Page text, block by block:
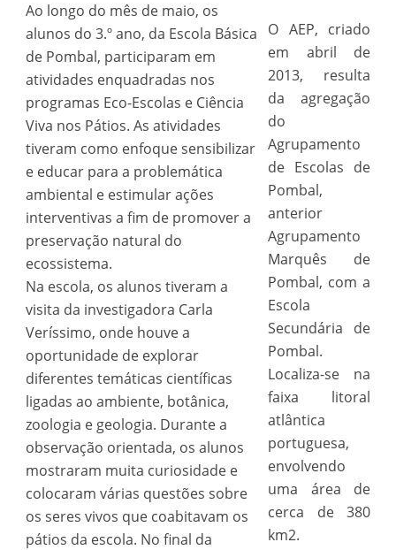
Ao longo do mês de maio, os
alunos do 3.º ano, da Escola Básica
de Pombal, participaram em
atividades enquadradas nos
programas Eco-Escolas e Ciência
Viva nos Pátios. As atividades
tiveram como enfoque sensibilizar
e educar para a problemática
ambiental e estimular ações
interventivas a fim de promover a
preservação natural do
ecossistema.
Na escola, os alunos tiveram a
visita da investigadora Carla
Veríssimo, onde houve a
oportunidade de explorar
diferentes temáticas científicas
ligadas ao ambiente, botânica,
zoologia e geologia. Durante a
observação orientada, os alunos
mostraram muita curiosidade e
colocaram várias questões sobre
os seres vivos que coabitavam os
pátios da escola. No final da
O AEP, criado
em abril de
2013, resulta
da agregação
do
Agrupamento
de Escolas de
Pombal,
anterior
Agrupamento
Marquês de
Pombal, com a
Escola
Secundária de
Pombal.
Localiza-se na
faixa litoral
atlântica
portuguesa,
envolvendo
uma área de
cerca de 380
km2.